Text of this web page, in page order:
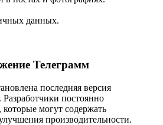
данных.
Телеграмм
последняя версия
постоянно
могут содержать
производительности.